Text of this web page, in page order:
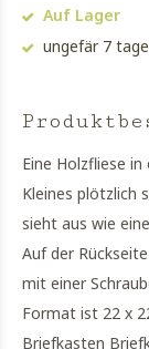
Auf Lager
ungefär 7 tage
Eine Holzfliese
Kleines plötzlich
sieht aus wie
Auf der
mit einer
Format ist 22 x
Briefkasten